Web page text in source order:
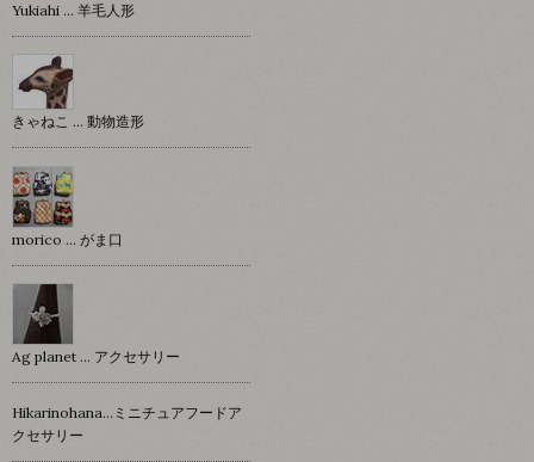
Yukiahi … 羊毛人形
きゃねこ … 動物造形
morico … がま口
Ag planet … アクセサリー
Hikarinohana…ミニチュアフードア
クセサリー